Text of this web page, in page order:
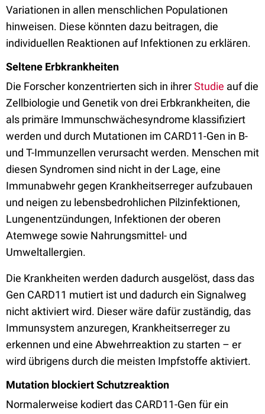
Variationen in allen menschlichen Populationen
hinweisen. Diese könnten dazu beitragen, die
individuellen Reaktionen auf Infektionen zu erklären.
Seltene Erbkrankheiten
Die Forscher konzentrierten sich in ihrerStudie auf die
Zellbiologie und Genetik von drei Erbkrankheiten, die
als primäre Immunschwächesyndrome klassifiziert
werden und durch Mutationen im CARD11-Gen in B-
und T-Immunzellen verursacht werden. Menschen mit
diesen Syndromen sind nicht in der Lage, eine
Immunabwehr gegen Krankheitserreger aufzubauen
und neigen zu lebensbedrohlichen Pilzinfektionen,
Lungenentzündungen, Infektionen der oberen
Atemwege sowie Nahrungsmittel- und
Umweltallergien.
Die Krankheiten werden dadurch ausgelöst, dass das
Gen CARD11 mutiert ist und dadurch ein Signalweg
nicht aktiviert wird. Dieser wäre dafür zuständig, das
Immunsystem anzuregen, Krankheitserreger zu
erkennen und eine Abwehrreaktion zu starten – er
wird übrigens durch die meisten Impfstoffe aktiviert.
Mutation blockiert Schutzreaktion
Normalerweise kodiert das CARD11-Gen für ein